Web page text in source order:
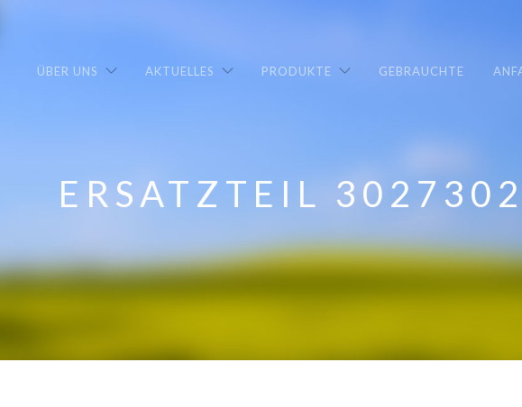
ÜBER UNS AKTUELLES PRODUKTE GEBRAUCHTE
ERSATZTEIL 3027302